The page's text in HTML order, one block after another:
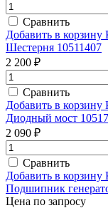
Сравнить
Добавить в корзину
Шестерня 10511407
2 200 ₽
Сравнить
Добавить в корзину
Диодный мост
2 090 ₽
Сравнить
Добавить в корзину
Подшипник
Цена по запросу